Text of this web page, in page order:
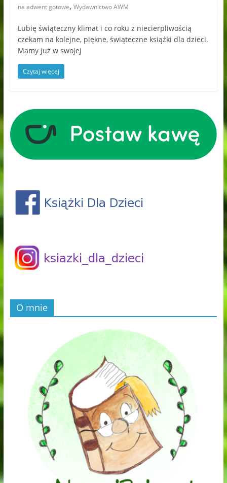
na adwent gotowe, Wydawnictwo AWM
Lubię świąteczny klimat i co roku z niecierpliwością
czekam na kolejne, piękne, świąteczne książki dla dzieci.
Mamy już w swojej
Czytaj więcej
O mnie